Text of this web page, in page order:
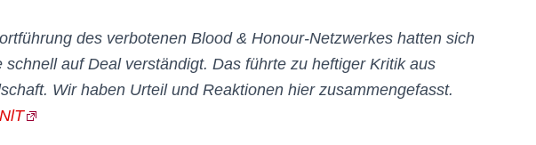
des verbotenen Blood & Honour-Netzwerkes hatten sich
schnell auf Deal verständigt. Das führte zu heftiger Kritik aus
Wir haben Urteil und Reaktionen hier zusammengefasst.